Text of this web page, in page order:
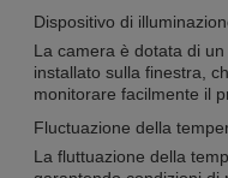
Dispositivo di
La camera è dotata di
installato sulla finestra,
monitorare facilmente il
Fluctuazione della
La fluttuazione della